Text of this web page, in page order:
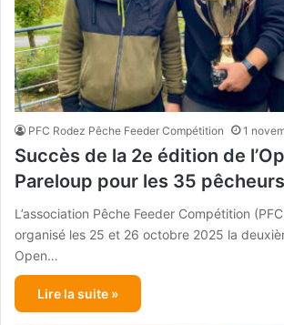
PFC Rodez Pêche Feeder Compétition 1
Succès de la 2e édition de
Pareloup pour les 35
L’association Pêche Feeder Compétition
organisé les 25 et 26 octobre 2025 la
Open…
Lire la suite »